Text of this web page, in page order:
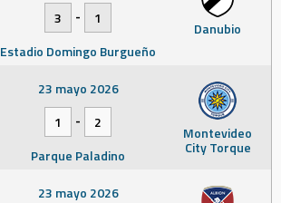
Danubio
3
-
1
Estadio Domingo Burgueño
Montevideo
City Torque
23 mayo 2026
1
-
2
Parque Paladino
23 mayo 2026